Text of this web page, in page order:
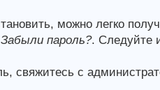
можно легко
Забыли пароль?. Следуйте
свяжитесь с